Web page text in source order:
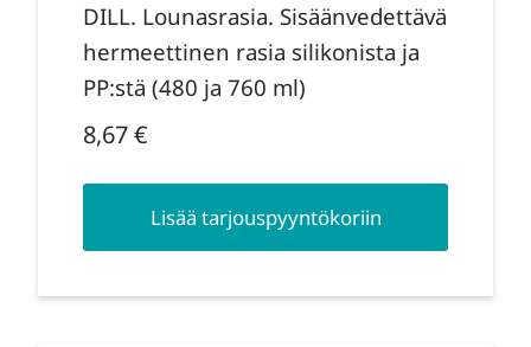
DILL. Lounasrasia. Sisäänvedettävä
hermeettinen rasia silikonista ja
PP:stä (480 ja 760 ml)
8,67€
Lisää tarjouspyyntökoriin